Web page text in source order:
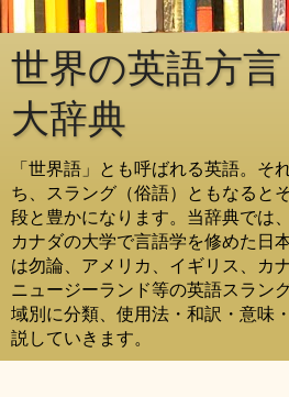
世界の英語方
大辞典
「世界語」とも呼ばれる英語。そ
ち、スラング（俗語）ともなると
段と豊かになります。当辞典では
カナダの大学で言語学を修めた日
は勿論、アメリカ、イギリス、カ
ニュージーランド等の英語スラン
域別に分類、使用法・和訳・意味
説していきます。